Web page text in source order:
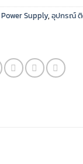
Power Supply, อุปกรณ์ ติ